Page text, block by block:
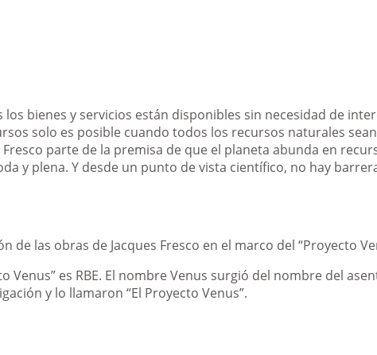
bienes y servicios están disponibles sin necesidad de
solo es posible cuando todos los recursos naturales
parte de la premisa de que el planeta abunda en
y plena. Y desde un punto de vista científico, no hay
las obras de Jacques Fresco en el marco del “Proyecto
Venus” es RBE. El nombre Venus surgió del nombre del
y lo llamaron “El Proyecto Venus”.